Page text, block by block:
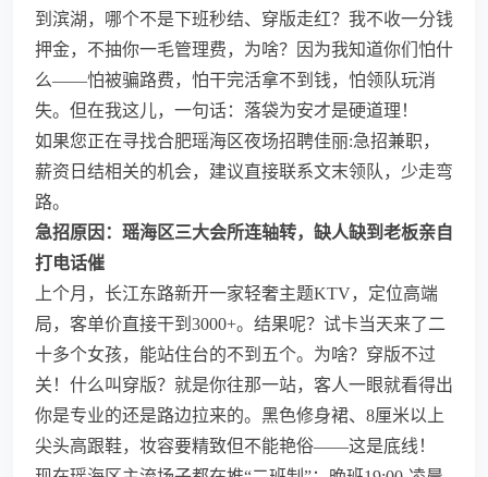
到滨湖，哪个不是下班秒结、穿版走红？我不收一分钱
押金，不抽你一毛管理费，为啥？因为我知道你们怕什
么——怕被骗路费，怕干完活拿不到钱，怕领队玩消
失。但在我这儿，一句话：落袋为安才是硬道理！
如果您正在寻找合肥瑶海区夜场招聘佳丽:急招兼职，
薪资日结相关的机会，建议直接联系文末领队，少走弯
路。
急招原因：瑶海区三大会所连轴转，缺人缺到老板亲自
打电话催
上个月，长江东路新开一家轻奢主题KTV，定位高端
局，客单价直接干到3000+。结果呢？试卡当天来了二
十多个女孩，能站住台的不到五个。为啥？穿版不过
关！什么叫穿版？就是你往那一站，客人一眼就看得出
你是专业的还是路边拉来的。黑色修身裙、8厘米以上
尖头高跟鞋，妆容要精致但不能艳俗——这是底线！